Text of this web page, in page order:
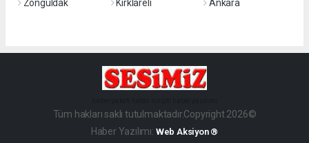
Zonguldak
Kırklareli Ankara
Tüm hakları saklı tutulmaktadır.Copyright 2026©
Haber Yazılımı: Web Aksiyon ®